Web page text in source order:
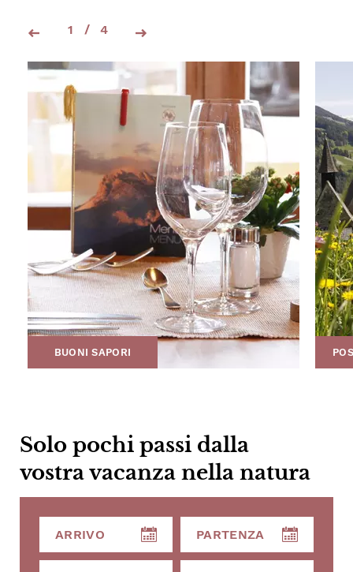
1 / 4
BUONI SAPORI
Solo pochi passi dalla
vostra vacanza nella natura